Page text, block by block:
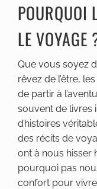
POURQUOI
LE VOYAGE
Que vous soyez
rêvez de l’être, les
de partir à
souvent de livres
d’histoires
des récits de
ont à nous hisser
pourquoi pas
confort pour